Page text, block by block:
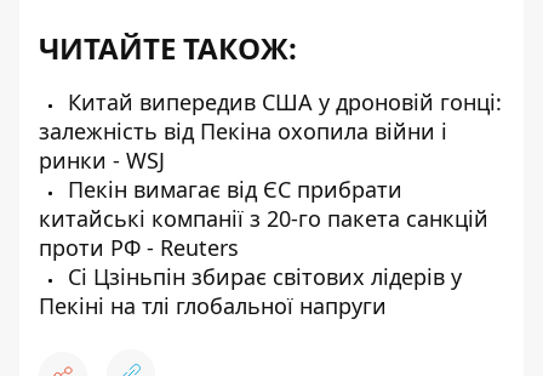
ЧИТАЙТЕ ТАКОЖ:
Китай випередив США у дроновій гонці:
залежність від Пекіна охопила війни і
ринки - WSJ
Пекін вимагає від ЄС прибрати
китайські компанії з 20-го пакета санкцій
проти РФ - Reuters
Сі Цзіньпін збирає світових лідерів у
Пекіні на тлі глобальної напруги